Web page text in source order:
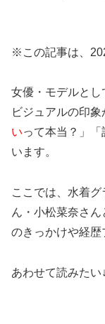
※この記事は、
女優・モデルと
ビジュアルの印象
いって本当？」
います。
ここでは、水着
ん・小松菜奈さん
のきっかけや経歴
あわせて読みたい